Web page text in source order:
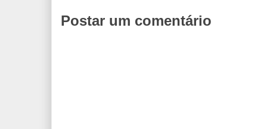
Postar um comentário